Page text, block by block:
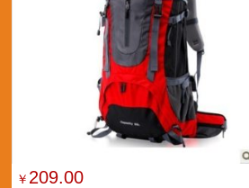
￥ 209.00